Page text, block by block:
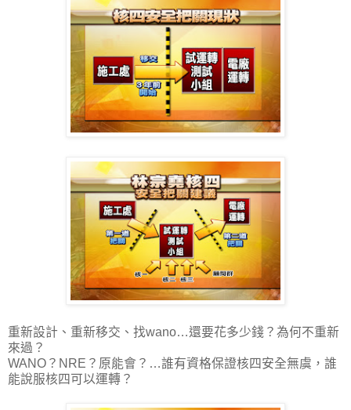
重新設計、重新移交、找wano…還要花多少錢？為何不重新
來過？
WANO？NRE？原能會？…誰有資格保證核四安全無虞，誰
能說服核四可以運轉？